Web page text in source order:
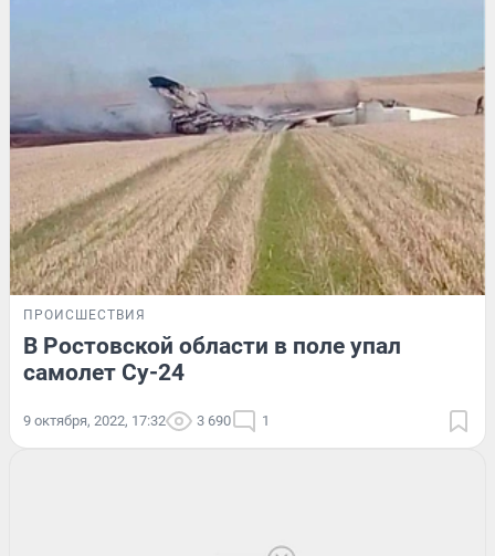
ПРОИСШЕСТВИЯ
В Ростовской области в поле упал
самолет Су-24
9 октября, 2022, 17:32 3 690 1